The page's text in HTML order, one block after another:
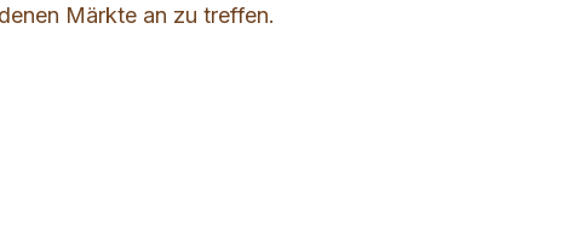
Märkte an zu treffen.